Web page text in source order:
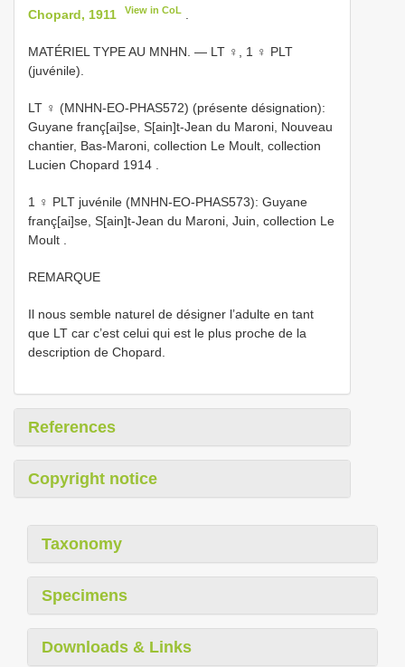
Chopard, 1911
View in CoL
MATÉRIEL TYPE AU MNHN. — LT ♀, 1 ♀ PLT
(juvénile).
LT ♀ (MNHN-EO-PHAS572) (présente désignation):
Guyane franç[ai]se, S[ain]t-Jean du Maroni, Nouveau
chantier, Bas-Maroni, collection Le Moult, collection
Lucien Chopard 1914
1 ♀ PLT juvénile (MNHN-EO-PHAS573): Guyane
franç[ai]se, S[ain]t-Jean du Maroni, Juin, collection Le
Moult
REMARQUE
Il nous semble naturel de désigner l’adulte en tant
que LT car c’est celui qui est le plus proche de la
description de Chopard.
References
Copyright notice
Taxonomy
Specimens
Downloads & Links